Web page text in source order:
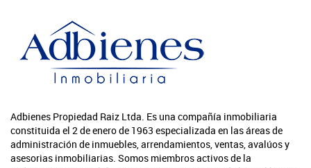
Adbienes Propiedad Raiz Ltda. Es una compañía inmobiliaria
constituida el 2 de enero de 1963 especializada en las áreas de
administración de inmuebles, arrendamientos, ventas, avalúos y
asesorias inmobiliarias. Somos miembros activos de la